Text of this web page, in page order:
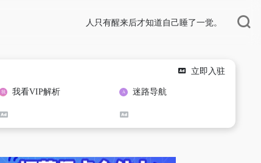
人只有醒来后才知道自己睡了一觉。
立即入驻
我看VIP解析 迷路导航